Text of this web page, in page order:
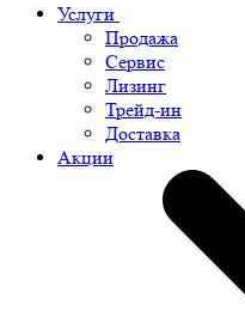
Услуги
Продажа
Сервис
Лизинг
Трейд-ин
Доставка
Акции